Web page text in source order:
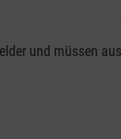
der vollen
und müssen